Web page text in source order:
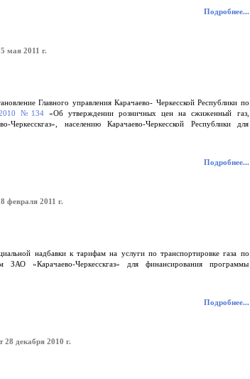
Подробнее...
2011 г.
Главного управления Карачаево- Черкесской Республики по
№134«Об утверждении розничных цен на сжиженный газ,
Черкесскгаз», населению Карачаево-Черкесской Республики для
Подробнее...
2011 г.
надбавки к тарифам на услуги по транспортировке газа по
ЗАО «Карачаево-Черкесскгаз» для финансирования программы
Подробнее...
декабря 2010 г.